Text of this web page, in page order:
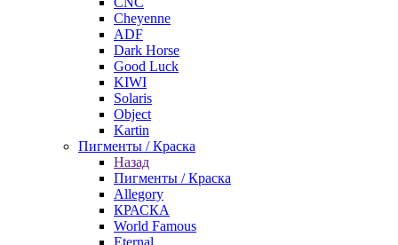
Cheyenne
ADF
Dark Horse
Good Luck
KIWI
Solaris
Object
Kartin
Пигменты / Краска
Назад
Пигменты / Краска
Allegory
КРАСКА
World Famous
Eternal